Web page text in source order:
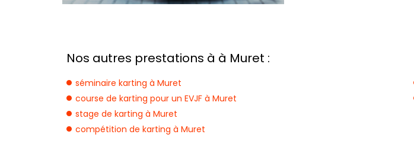
Nos autres prestations à à Muret :
séminaire karting à Muret
course de karting pour un EVJF à Muret
stage de karting à Muret
compétition de karting à Muret